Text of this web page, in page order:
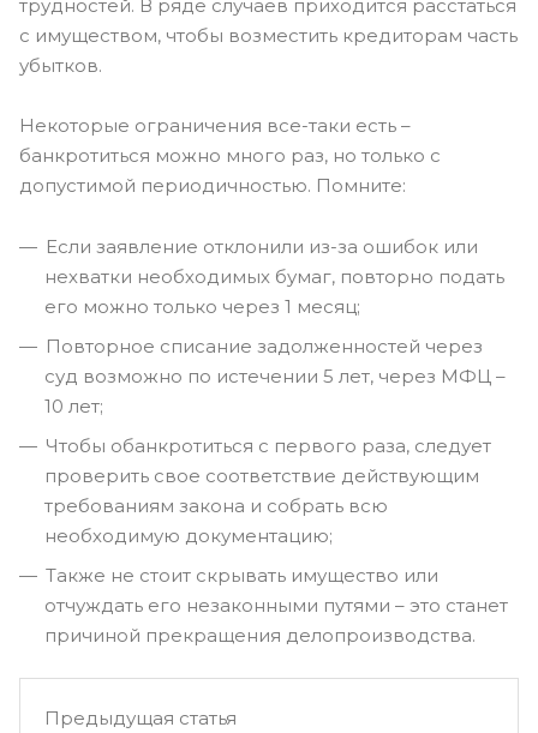
трудностей. В ряде случаев приходится расстаться
с имуществом, чтобы возместить кредиторам часть
убытков.
Некоторые ограничения все-таки есть –
банкротиться можно много раз, но только с
допустимой периодичностью. Помните:
Если заявление отклонили из-за ошибок или
нехватки необходимых бумаг, повторно подать
его можно только через 1 месяц;
Повторное списание задолженностей через
суд возможно по истечении 5 лет, через МФЦ –
10 лет;
Чтобы обанкротиться с первого раза, следует
проверить свое соответствие действующим
требованиям закона и собрать всю
необходимую документацию;
Также не стоит скрывать имущество или
отчуждать его незаконными путями – это станет
причиной прекращения делопроизводства.
Предыдущая статья